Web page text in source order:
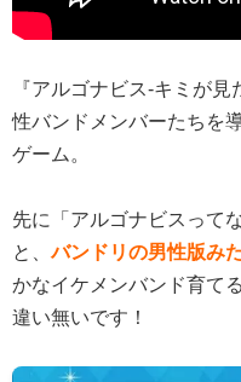
『アルゴナビス-キミが
性バンドメンバーたちを
ゲーム。
先に「アルゴナビスって
と、バンドリの男性版み
かなイケメンバンド育て
違い無いです！